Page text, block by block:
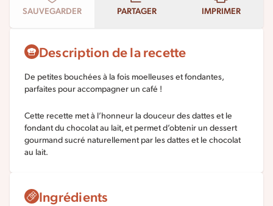
SAUVEGARDER PARTAGER IMPRIMER
Description de la recette
De petites bouchées à la fois moelleuses et fondantes,
parfaites pour accompagner un café !
Cette recette met à l’honneur la douceur des dattes et le
fondant du chocolat au lait, et permet d’obtenir un dessert
gourmand sucré naturellement par les dattes et le chocolat
au lait.
Ingrédients